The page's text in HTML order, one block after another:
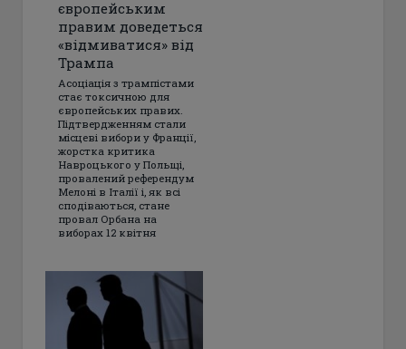
європейським
правим доведеться
«відмиватися» від
Трампа
Асоціація з трампістами
стає токсичною для
європейських правих.
Підтвердженням стали
місцеві вибори у Франції,
жорстка критика
Навроцького у Польщі,
провалений референдум
Мелоні в Італії і, як всі
сподіваються, стане
провал Орбана на
виборах 12 квітня